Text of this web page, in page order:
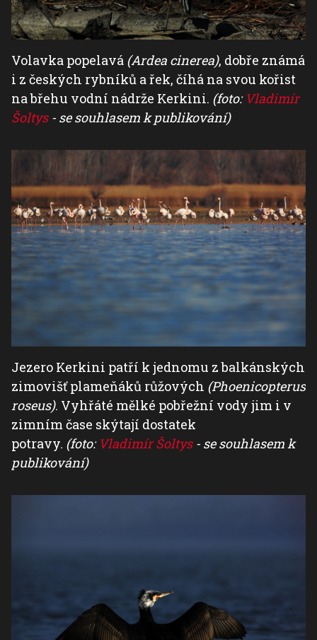
Volavka popelavá (Ardea cinerea), dobře známá
i z českých rybníků a řek, číhá na svou kořist
na břehu vodní nádrže Kerkini. (foto: Vladimír
Šoltys- se souhlasem k publikování)
Jezero Kerkini patří k jednomu z balkánských
zimovišť plameňáků růžových (Phoenicopterus
roseus). Vyhřáté mělké pobřežní vody jim i v
zimním čase skýtají dostatek
potravy. (foto: Vladimír Šoltys- se souhlasem k
publikování)